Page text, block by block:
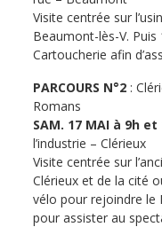
Visite centrée sur
Beaumont-lès-V.
Cartoucherie afin
PARCOURS N°2 :
Romans
SAM. 17 MAI à 9h et
l’industrie – Clérieux
Visite centrée sur
Clérieux et de la cité
vélo pour rejoindre le
pour assister au